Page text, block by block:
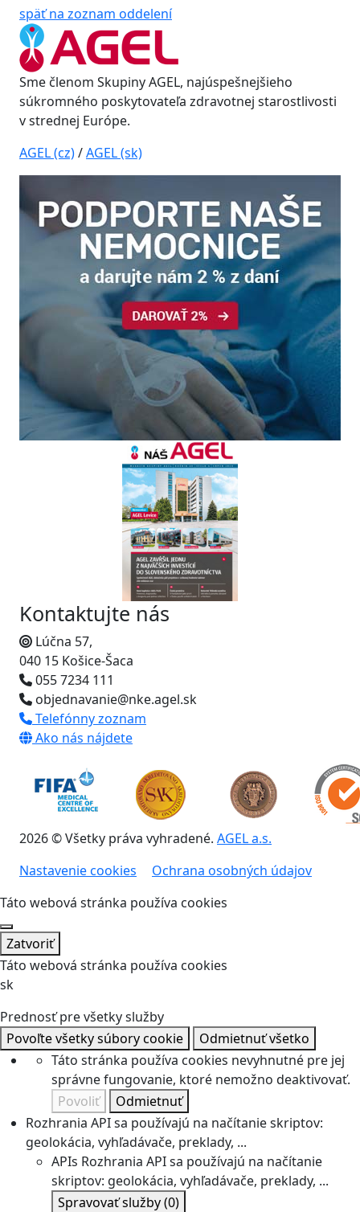
späť na zoznam oddelení
Sme členom Skupiny AGEL, najúspešnejšieho
súkromného poskytovateľa zdravotnej starostlivosti
v strednej Európe.
AGEL (cz)/AGEL (sk)
Kontaktujte nás
Lúčna 57,
040 15 Košice-Šaca
055 7234 111
objednavanie@nke.agel.sk
Telefónny zoznam
Ako nás nájdete
2026 © Všetky práva vyhradené. AGEL a.s.
Nastavenie cookies
Ochrana osobných údajov
Táto webová stránka používa cookies
Zatvoriť
Táto webová stránka používa cookies
sk
Prednosť pre všetky služby
Povoľte všetky súbory cookie
Odmietnuť všetko
Táto stránka používa cookies nevyhnutné pre jej
správne fungovanie, ktoré nemožno deaktivovať.
Povoliť
Odmietnuť
Rozhrania API sa používajú na načítanie skriptov:
geolokácia, vyhľadávače, preklady, ...
APIs Rozhrania API sa používajú na načítanie
skriptov: geolokácia, vyhľadávače, preklady, ...
Spravovať služby(0)